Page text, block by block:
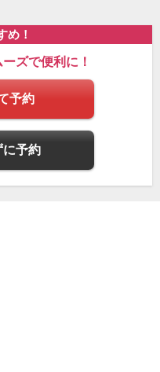
め！
ズで便利に！
予約
に予約